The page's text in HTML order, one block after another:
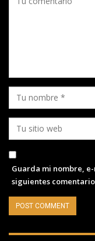
Guarda mi nombre,
siguientes